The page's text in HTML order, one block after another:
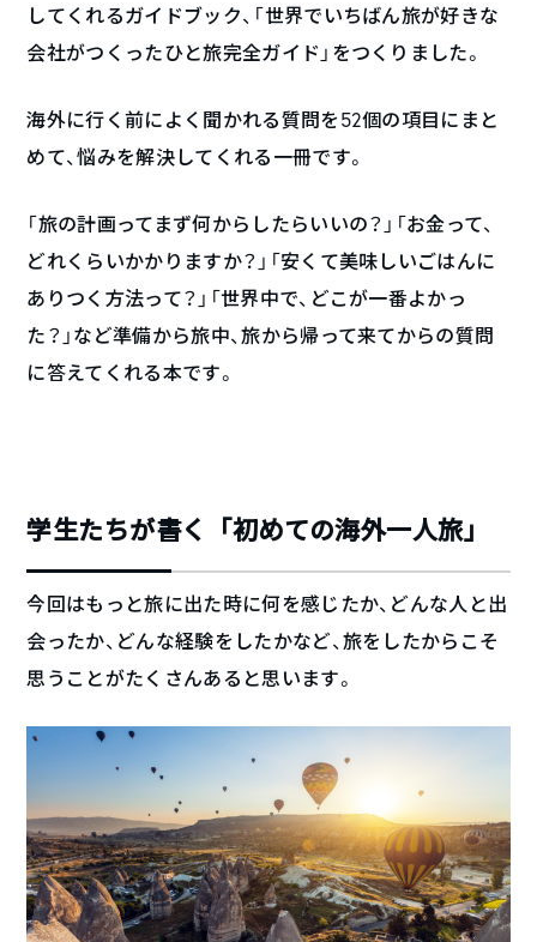
してくれるガイドブック、「世界でいちばん旅が好きな
会社がつくったひと旅完全ガイド」をつくりました。
海外に行く前によく聞かれる質問を52個の項目にまと
めて、悩みを解決してくれる一冊です。
「旅の計画ってまず何からしたらいいの？」「お金って、
どれくらいかかりますか？」「安くて美味しいごはんに
ありつく方法って？」「世界中で、どこが一番よかっ
た？」など準備から旅中、旅から帰って来てからの質問
に答えてくれる本です。
学生たちが書く「初めての海外一人旅」
今回はもっと旅に出た時に何を感じたか、どんな人と出
会ったか、どんな経験をしたかなど、旅をしたからこそ
思うことがたくさんあると思います。